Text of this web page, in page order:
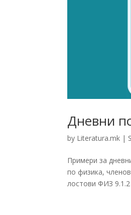
Дневни
by Literatura.mk |
Примери за
по физика,
лостови ФИЗ